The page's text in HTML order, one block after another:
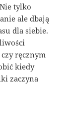
tylko
ale dbają
dla siebie.
ręcznym
kiedy
zaczyna